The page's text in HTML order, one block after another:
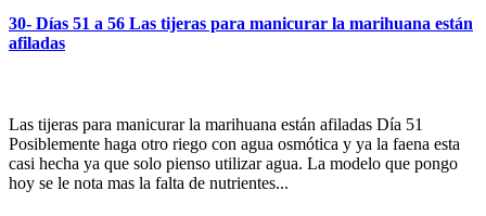
30- Días 51 a 56 Las tijeras para manicurar la marihuana están
afiladas
Las tijeras para manicurar la marihuana están afiladas Día 51
Posiblemente haga otro riego con agua osmótica y ya la faena esta
casi hecha ya que solo pienso utilizar agua. La modelo que pongo
hoy se le nota mas la falta de nutrientes...